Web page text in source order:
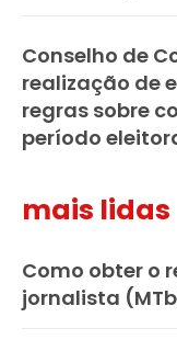
Conselho de
realização de
regras sobre
período
mais lidas
Como obter o
jornalista